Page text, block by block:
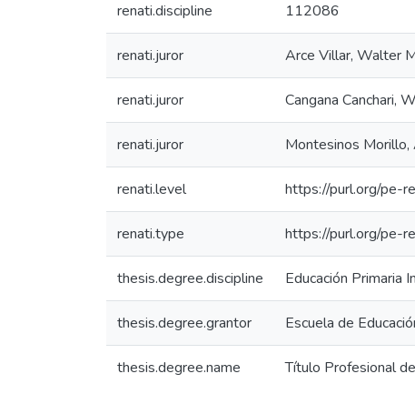
renati.discipline 112086
renati.juror Arce Villar, Walter
renati.juror Cangana Canchari,
renati.juror Montesinos
renati.level https://purl.org/pe-
renati.type https://purl.org/pe-
thesis.degree.discipline Educación Primaria
thesis.degree.grantor Escuela de
thesis.degree.name Título Profesional